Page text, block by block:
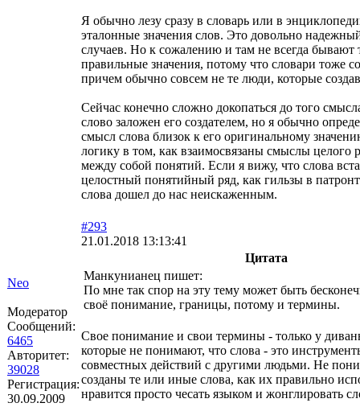
Я обычно лезу сразу в словарь или в
эталонные значения слов. Это довольно
случаев. Но к сожалению и там не всегда бывают
правильные значения, потому что словари тоже
причем обычно совсем не те люди, которые
Сейчас конечно сложно докопаться до того
слово заложен его создателем, но я обычно
смысл слова близок к его оригинальному
логику в том, как взаимосвязаны смыслы целого
между собой понятий. Если я вижу, что слова
целостный понятийный ряд, как гильзы в
слова дошел до нас неискаженным.
Neo
Модератор
Сообщений:
6465
Авторитет:
39028
Регистрация:
30.09.2009
#293
21.01.2018 13:13:41
Цитата
Манкунианец пишет:
По мне так спор на эту тему может быть
своё понимание, границы, потому и термины.
Свое понимание и свои термины - только у
которые не понимают, что слова - это
совместных действий с другими людьми. Не
созданы те или иные слова, как их правильно
нравится просто чесать языком и жонглировать